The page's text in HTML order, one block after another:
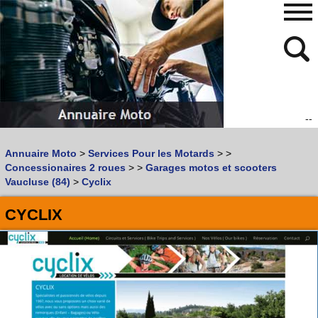
--
Vous recherchez un garage MOTOouSCOOTER
Quoi :
Où :
Trouver un garage Moto !
Retrouvez dans votre VILLE
les bonnes adresses de
L'ANNUAIRE MOTO & SCOOTER
480
768
Annuaire Moto > Services Pour les Motards > >
Concessionaires 2 roues > > Garages motos et scooters
Vaucluse (84) > Cyclix
CYCLIX